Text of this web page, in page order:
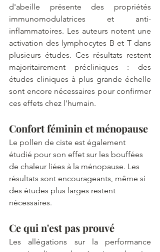
d'abeille présente des propriétés
immunomodulatrices et anti-
inflammatoires. Les auteurs notent une
activation des lymphocytes B et T dans
plusieurs études. Ces résultats restent
majoritairement précliniques : des
études cliniques à plus grande échelle
sont encore nécessaires pour confirmer
ces effets chez l'humain.
Confort féminin et ménopause
Le pollen de ciste est également
étudié pour son effet sur les bouffées
de chaleur liées à la ménopause. Les
résultats sont encourageants, même si
des études plus larges restent
nécessaires.
Ce qui n'est pas prouvé
Les allégations sur la performance